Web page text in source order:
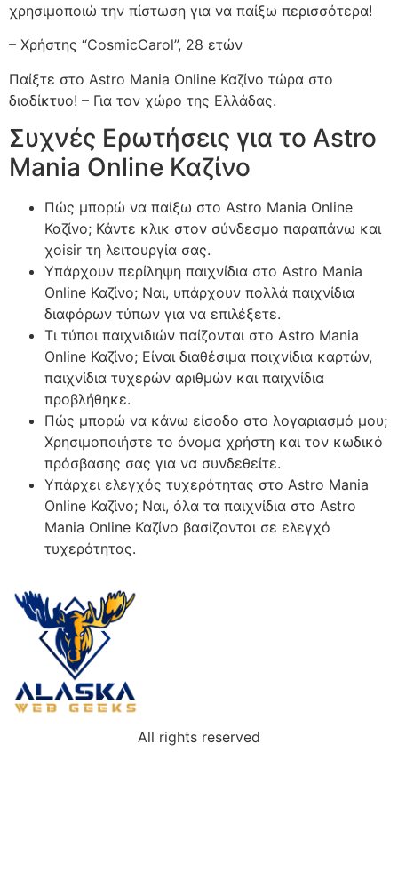
χρησιμοποιώ την πίστωση για να παίξω περισσότερα!
– Χρήστης “CosmicCarol”, 28 ετών
Παίξτε στο Astro Mania Online Καζίνο τώρα στο
διαδίκτυο! – Για τον χώρο της Ελλάδας.
Συχνές Ερωτήσεις για το Astro
Mania Online Καζίνο
Πώς μπορώ να παίξω στο Astro Mania Online
Καζίνο; Κάντε κλικ στον σύνδεσμο παραπάνω και
χoisir τη λειτουργία σας.
Υπάρχουν περίληψη παιχνίδια στο Astro Mania
Online Καζίνο; Ναι, υπάρχουν πολλά παιχνίδια
διαφόρων τύπων για να επιλέξετε.
Τι τύποι παιχνιδιών παίζονται στο Astro Mania
Online Καζίνο; Είναι διαθέσιμα παιχνίδια καρτών,
παιχνίδια τυχερών αριθμών και παιχνίδια
προβλήθηκε.
Πώς μπορώ να κάνω είσοδο στο λογαριασμό μου;
Χρησιμοποιήστε το όνομα χρήστη και τον κωδικό
πρόσβασης σας για να συνδεθείτε.
Υπάρχει ελεγχός τυχερότητας στο Astro Mania
Online Καζίνο; Ναι, όλα τα παιχνίδια στο Astro
Mania Online Καζίνο βασίζονται σε ελεγχό
τυχερότητας.
All rights reserved